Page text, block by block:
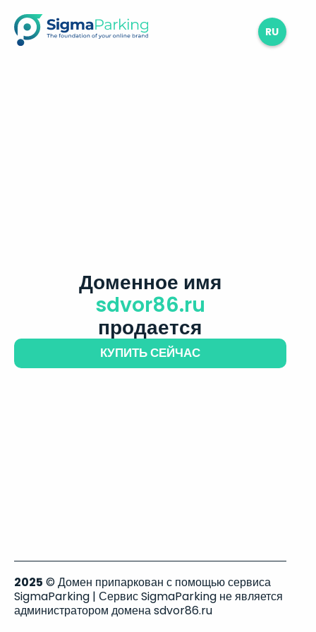
RU
Доменное имя
sdvor86.ru
продается
КУПИТЬ СЕЙЧАС
2025 © Домен припаркован с помощью сервиса
SigmaParking | Сервис SigmaParking не является
администратором домена sdvor86.ru